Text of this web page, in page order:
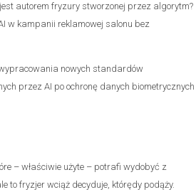
autorem fryzury stworzonej przez algorytm?
w kampanii reklamowej salonu bez
nowych standardów
przez AI po ochronę danych biometrycznych
– właściwie użyte – potrafi wydobyć z
to fryzjer wciąż decyduje, którędy podąży.